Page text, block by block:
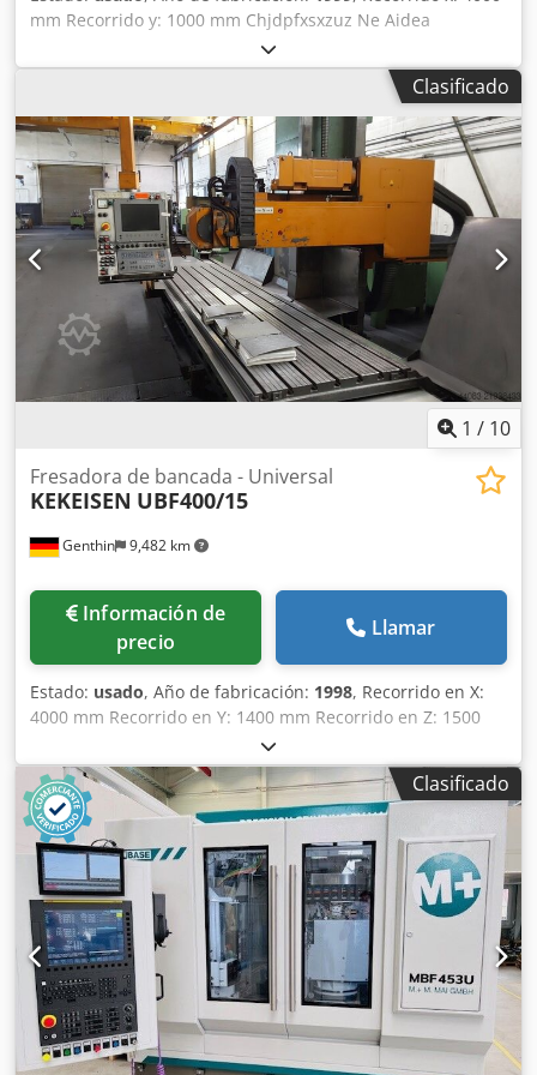
mm Recorrido y: 1000 mm Chjdpfxsxzuz Ne Aidea
Recorrido z: 1500 mm Control: Heidenhain 355 Capacidad
de carga: 10 t Cabezal SK50: sí Fotos y video adicionales
Clasificado
1 / 10
Genthin 9,482 km
Fresadora de bancada - Universal
KEKEISEN UBF400/15
Información de
precio
Llamar
Estado: usado, Año de fabricación: 1998, Recorrido en X:
4000 mm Recorrido en Y: 1400 mm Recorrido en Z: 1500
mm Control Heidenhain Tipo TNC 426 Potencia motriz: 30
kW Niveles de transmisión: 2 Velocidad: 20-2800 rpm Cono
del husillo: ISO 50 Avance: 4000 mm/min Avance rápido:
10.000 mm/min Superficie de sujeción: 4200x960 mm
Ancho de ranuras en T: 22 mm Distancia entre ranuras en
T: 140 mm Carga máxima de la mesa: 8.500 kg Necesidad
total de potencia: 57 KVA Peso de la máquina aprox. 24 t
Dimensiones aprox.: 9,3x4x3,7 m Los datos técnicos
provienen del fabricante o del operador y por lo tanto no
son vinculantes para nosotros. Nos reservamos el derecho
de venta previa; aplican exclusivamente nuestras
condiciones generales de venta. Sobre nosotros Más de
400 máquinas propias en stock Más de 15.000 m² de
superficie de almacenamiento, capacidad de grúa 70 t
Clasificado